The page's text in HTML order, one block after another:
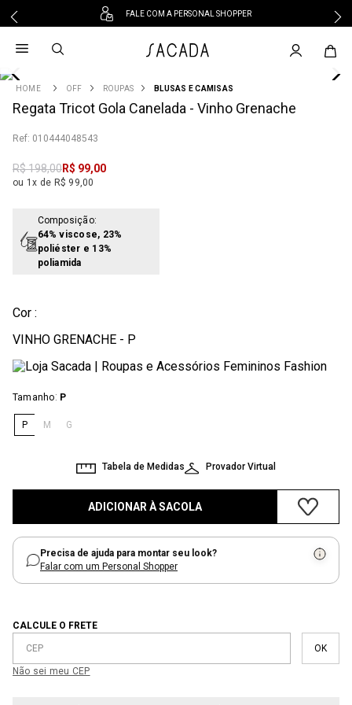
FALE COM A PERSONAL SHOPPER
OFF ROUPAS BLUSAS E CAMISAS
Regata Tricot Gola Canelada - Vinho Grenache
: 010444048543
R$198,00R$ 99,00
ou 1x de R$ 99,00
Composição:
64% viscose, 23%
poliéster e 13%
poliamida
Cor :
VINHO GRENACHE - P
Tamanho: P
P M G
Provador Virtual
Tabela de Medidas
ADICIONAR À SACOLA
Precisa de ajuda para montar seu look?
Falar com um Personal Shopper
CALCULE O FRETE
Não sei meu CEP
vestido
3 º blusa
º tricot
º macacão
jeans
º camisa